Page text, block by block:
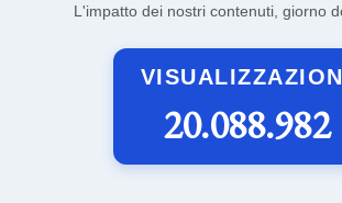
L'impatto dei nostri contenuti, giorno
20.088.982